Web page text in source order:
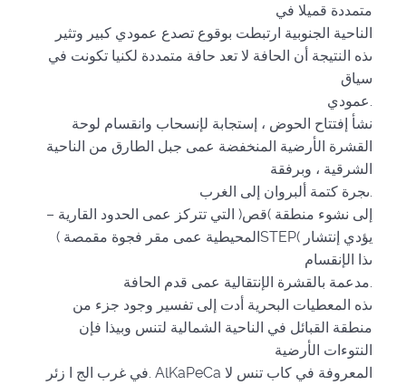
متمددة قميلا في
الناحية الجنوبية ارتبطت بوقوع تصدع عمودي كبير وتثير
ىذه النتيجة أن الحافة لا تعد حافة متمددة لكنيا تكونت في
سياق
عمودي.
نشأ إفتتاح الحوض ، إستجابة لإنسحاب وانقسام لوحة
القشرة الأرضية المنخفضة عمى جبل الطارق من الناحية
الشرقية ، وبرفقة
ىجرة كتمة ألبروان إلى الغرب.
إلى نشوء منطقة )قص( التي تتركز عمى الحدود القارية –
المحيطية عمى مقر فجوة مقمصة )STEP( يؤدي إنتشار
ىذا الإنقسام
مدعمة بالقشرة الإنتقالية عمى قدم الحافة.
ىذه المعطيات البحرية أدت إلى تفسير وجود جزء من
منطقة القبائل في الناحية الشمالية لتنس وبيذا فإن
النتوءات الأرضية
في غرب الج ا زئر. AlKaPeCa المعروفة في كاب تنس لا